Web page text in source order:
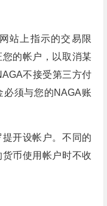
站上指示的交易限
的帐户，以取消某
不接受第三方付
须与您的NAGA账
开设帐户。不同的
币使用帐户时不收